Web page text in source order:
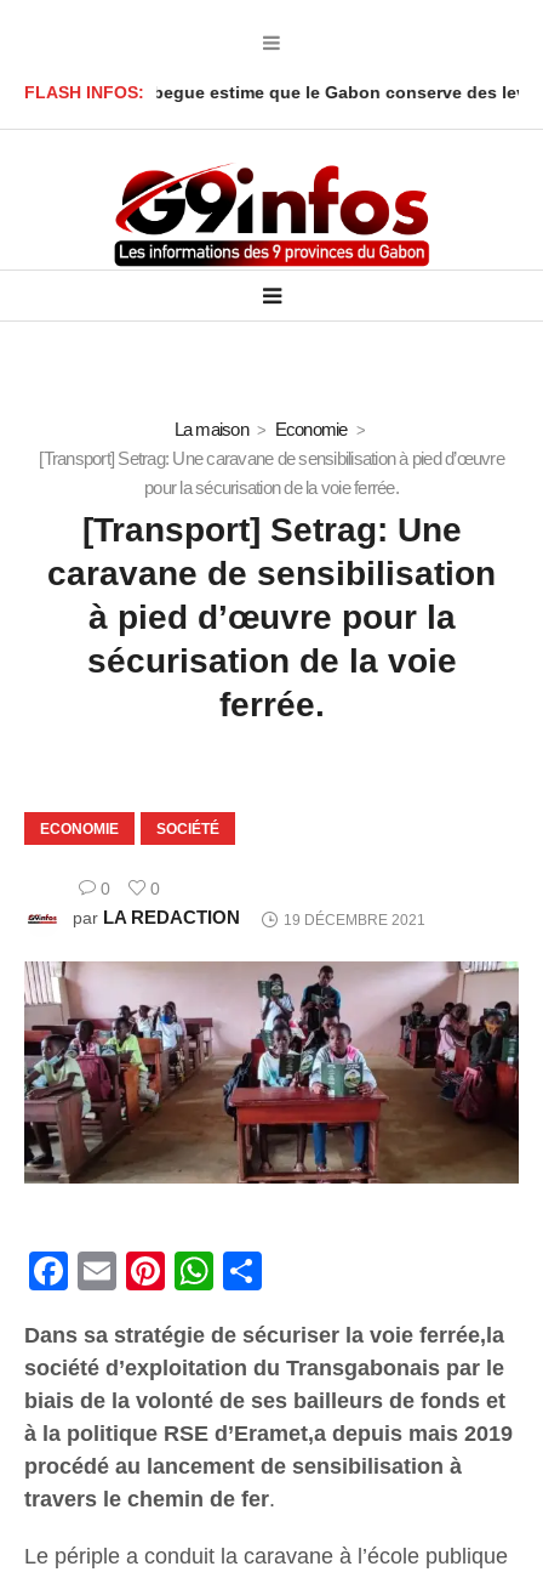
FLASH INFOS:
Y’Obegue estime que le Gabon conserve des leviers
La maison
Economie
[Transport] Setrag: Une caravane de sensibilisation à pied d’œuvre
pour la sécurisation de la voie ferrée.
[Transport] Setrag: Une
caravane de sensibilisation
à pied d’œuvre pour la
sécurisation de la voie
ferrée.
ECONOMIE SOCIÉTÉ
0
0
par LA REDACTION 19 DÉCEMBRE 2021
Facebook
Email PinterestWhatsApp
Dans sa stratégie de sécuriser la voie ferrée,la
société d’exploitation du Transgabonais par le
biais de la volonté de ses bailleurs de fonds et
à la politique RSE d’Eramet,a depuis mais 2019
procédé au lancement de sensibilisation à
travers le chemin de fer.
Le périple a conduit la caravane à l’école publique